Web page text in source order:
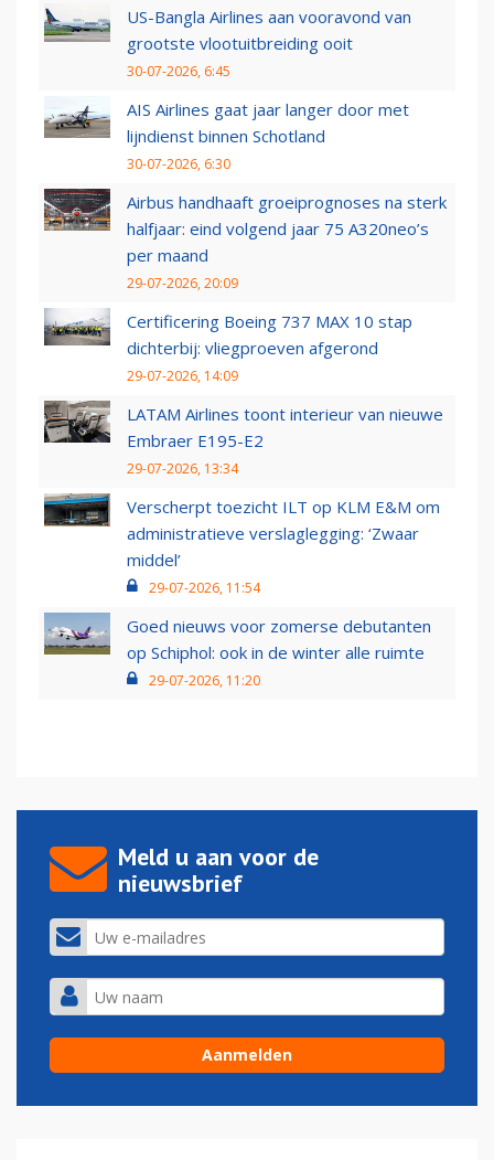
US-Bangla Airlines aan vooravond van
grootste vlootuitbreiding ooit
30-07-2026, 6:45
AIS Airlines gaat jaar langer door met
lijndienst binnen Schotland
30-07-2026, 6:30
Airbus handhaaft groeiprognoses na sterk
halfjaar: eind volgend jaar 75 A320neo’s
per maand
29-07-2026, 20:09
Certificering Boeing 737 MAX 10 stap
dichterbij: vliegproeven afgerond
29-07-2026, 14:09
LATAM Airlines toont interieur van nieuwe
Embraer E195-E2
29-07-2026, 13:34
Verscherpt toezicht ILT op KLM E&M om
administratieve verslaglegging: ‘Zwaar
middel’
29-07-2026, 11:54
Goed nieuws voor zomerse debutanten
op Schiphol: ook in de winter alle ruimte
29-07-2026, 11:20
Meld u aan voor de
nieuwsbrief